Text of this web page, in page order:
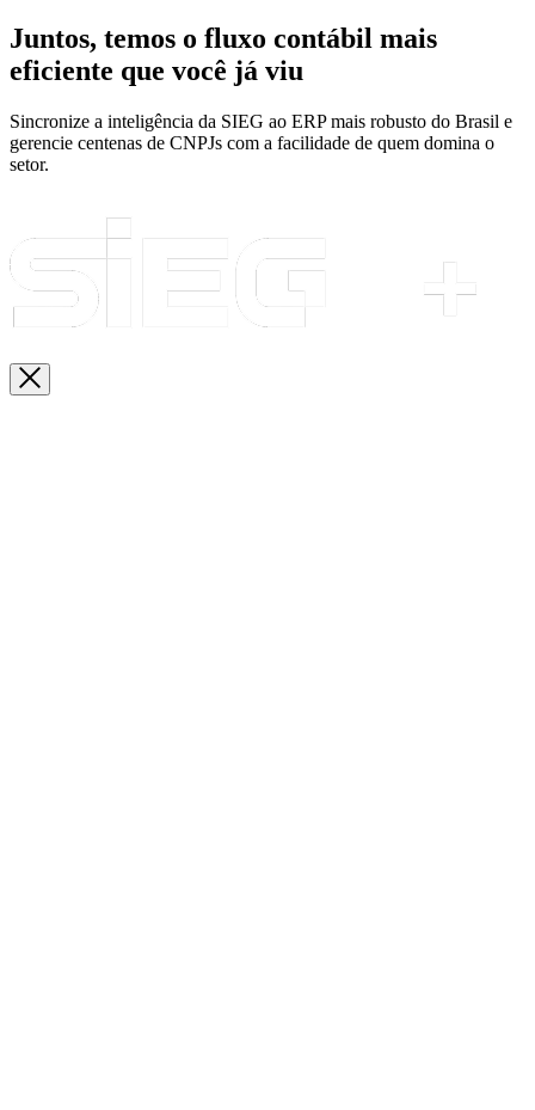
Juntos, temos o fluxo contábil mais
eficiente que você já viu
Sincronize a inteligência da SIEG ao ERP mais robusto do Brasil e
gerencie centenas de CNPJs com a facilidade de quem domina o
setor.